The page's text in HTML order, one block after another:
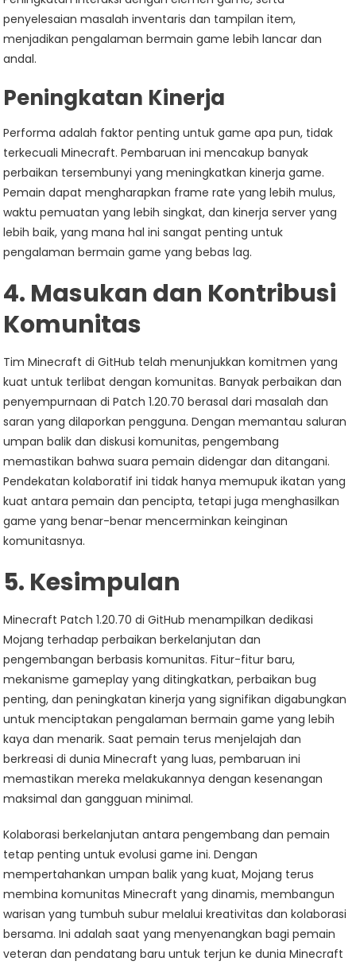
penyelesaian masalah inventaris dan tampilan item,
menjadikan pengalaman bermain game lebih lancar dan
andal.
Peningkatan Kinerja
Performa adalah faktor penting untuk game apa pun, tidak
terkecuali Minecraft. Pembaruan ini mencakup banyak
perbaikan tersembunyi yang meningkatkan kinerja game.
Pemain dapat mengharapkan frame rate yang lebih mulus,
waktu pemuatan yang lebih singkat, dan kinerja server yang
lebih baik, yang mana hal ini sangat penting untuk
pengalaman bermain game yang bebas lag.
4. Masukan dan Kontribusi
Komunitas
Tim Minecraft di GitHub telah menunjukkan komitmen yang
kuat untuk terlibat dengan komunitas. Banyak perbaikan dan
penyempurnaan di Patch 1.20.70 berasal dari masalah dan
saran yang dilaporkan pengguna. Dengan memantau saluran
umpan balik dan diskusi komunitas, pengembang
memastikan bahwa suara pemain didengar dan ditangani.
Pendekatan kolaboratif ini tidak hanya memupuk ikatan yang
kuat antara pemain dan pencipta, tetapi juga menghasilkan
game yang benar-benar mencerminkan keinginan
komunitasnya.
5. Kesimpulan
Minecraft Patch 1.20.70 di GitHub menampilkan dedikasi
Mojang terhadap perbaikan berkelanjutan dan
pengembangan berbasis komunitas. Fitur-fitur baru,
mekanisme gameplay yang ditingkatkan, perbaikan bug
penting, dan peningkatan kinerja yang signifikan digabungkan
untuk menciptakan pengalaman bermain game yang lebih
kaya dan menarik. Saat pemain terus menjelajah dan
berkreasi di dunia Minecraft yang luas, pembaruan ini
memastikan mereka melakukannya dengan kesenangan
maksimal dan gangguan minimal.
Kolaborasi berkelanjutan antara pengembang dan pemain
tetap penting untuk evolusi game ini. Dengan
mempertahankan umpan balik yang kuat, Mojang terus
membina komunitas Minecraft yang dinamis, membangun
warisan yang tumbuh subur melalui kreativitas dan kolaborasi
bersama. Ini adalah saat yang menyenangkan bagi pemain
veteran dan pendatang baru untuk terjun ke dunia Minecraft